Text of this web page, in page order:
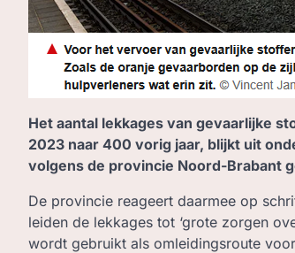
Het aantal lekkages van gevaarlijke
2023 naar 400 vorig jaar, blijkt uit
volgens de provincie Noord-Brabant
De provincie reageert daarmee op
leiden de lekkages tot ‘grote zorgen
wordt gebruikt als omleidingsroute